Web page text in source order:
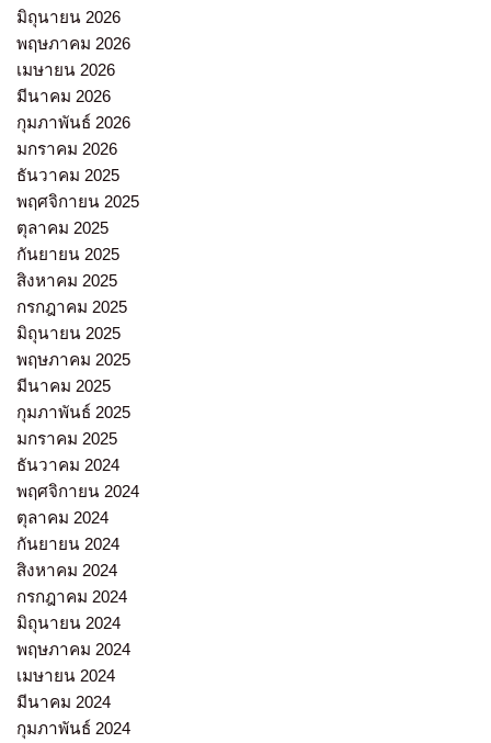
มิถุนายน 2026
พฤษภาคม 2026
เมษายน 2026
มีนาคม 2026
กุมภาพันธ์ 2026
มกราคม 2026
ธันวาคม 2025
พฤศจิกายน 2025
ตุลาคม 2025
กันยายน 2025
สิงหาคม 2025
กรกฎาคม 2025
มิถุนายน 2025
พฤษภาคม 2025
มีนาคม 2025
กุมภาพันธ์ 2025
มกราคม 2025
ธันวาคม 2024
พฤศจิกายน 2024
ตุลาคม 2024
กันยายน 2024
สิงหาคม 2024
กรกฎาคม 2024
มิถุนายน 2024
พฤษภาคม 2024
เมษายน 2024
มีนาคม 2024
กุมภาพันธ์ 2024